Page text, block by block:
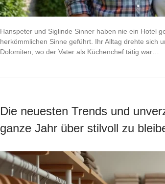
Hanspeter und Siglinde Sinner haben nie ein Hotel
herkömmlichen Sinne geführt. Ihr Alltag drehte sich
Dolomiten, wo der Vater als Küchenchef tätig war…
Die neuesten Trends und
ganze Jahr über stilvoll zu